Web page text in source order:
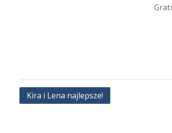
Nawigacja
Kira i Lena najlepsze!